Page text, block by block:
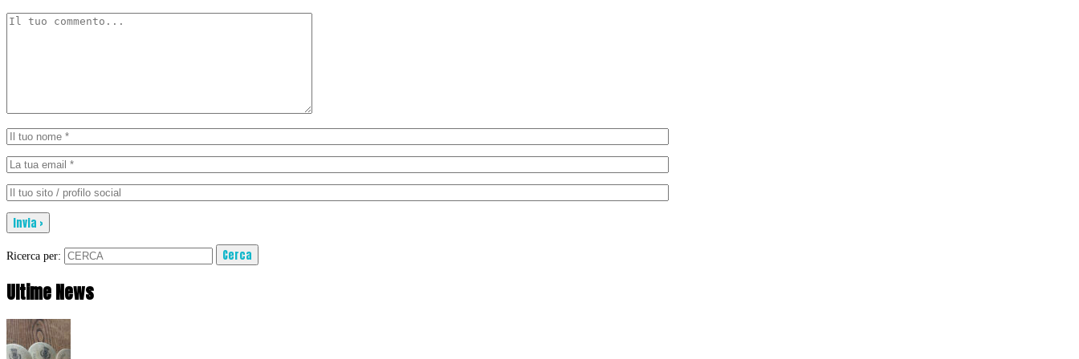
Ricerca per:
Ultime News